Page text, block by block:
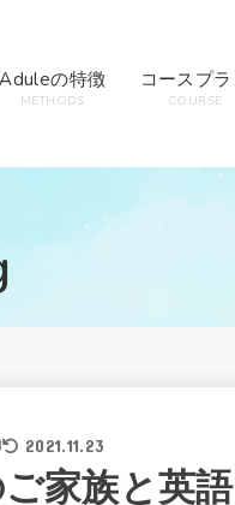
Aduleの特徴
METHODS
コースプ
COURSE
2021.11.23
家族と英